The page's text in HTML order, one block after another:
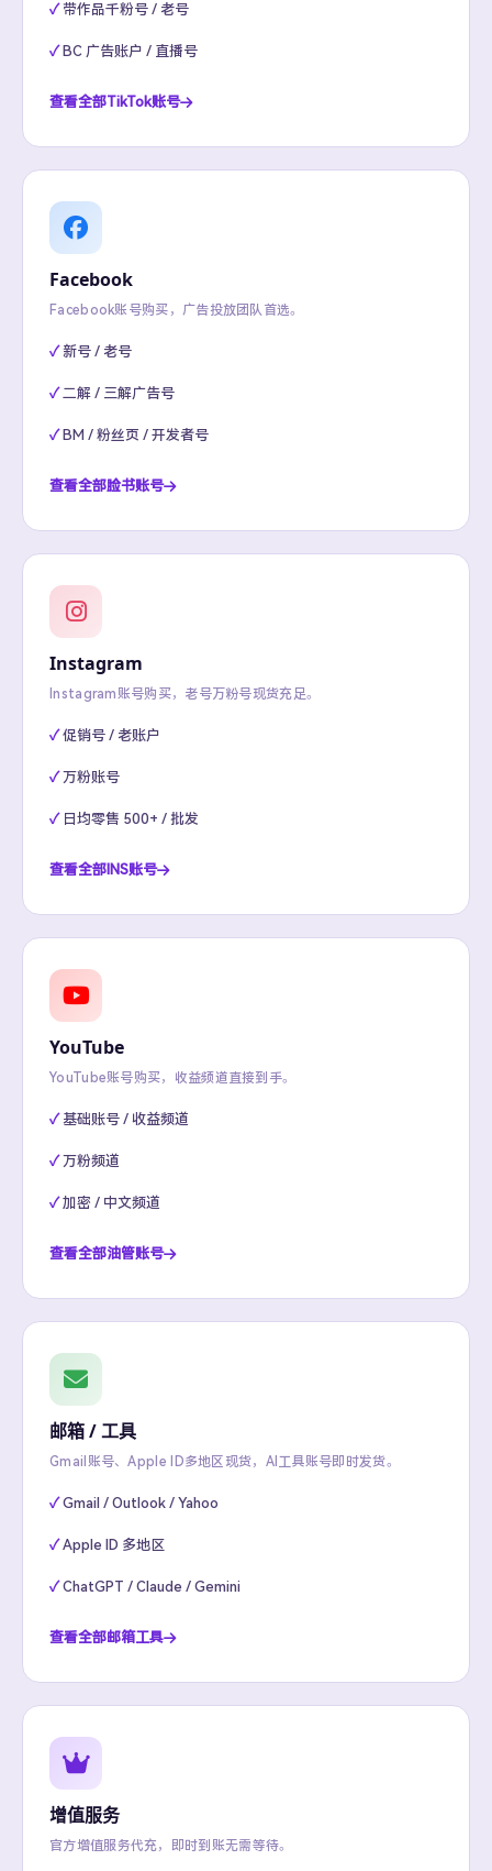
带作品千粉号 / 老号
BC 广告账户 / 直播号
查看全部TikTok账号
Facebook
Facebook账号购买，广告投放团队首选。
新号 / 老号
二解 / 三解广告号
BM / 粉丝页 / 开发者号
查看全部脸书账号
Instagram
Instagram账号购买，老号万粉号现货充足。
促销号 / 老账户
万粉账号
日均零售 500+ / 批发
查看全部INS账号
YouTube
YouTube账号购买，收益频道直接到手。
基础账号 / 收益频道
万粉频道
加密 / 中文频道
查看全部油管账号
邮箱 / 工具
Gmail账号、Apple ID多地区现货，AI工具账号即时发货。
Gmail / Outlook / Yahoo
Apple ID 多地区
ChatGPT / Claude / Gemini
查看全部邮箱工具
增值服务
官方增值服务代充，即时到账无需等待。